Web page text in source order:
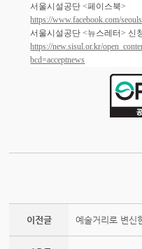
서울시설공단 <페이스북>
https://www.facebook.com/
서울시설공단 <뉴스레터> 신
https://new.sisul.or.kr/
bcd=acceptnews
이전글 예술거리로 변신